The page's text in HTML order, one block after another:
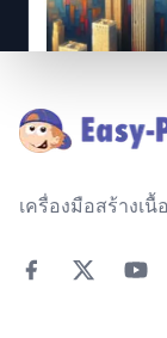
เครื่องมือสร้างเ